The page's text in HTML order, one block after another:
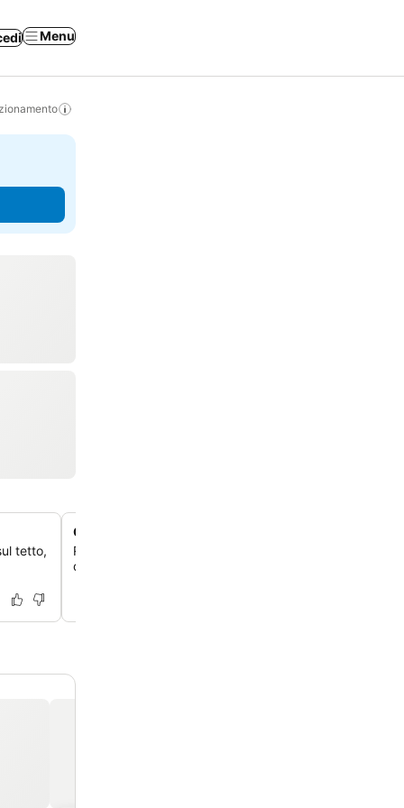
Menu
tetto,
Camere spaziose con balcone privato
Rilassati nelle camere climatizzate e arredate
delle quali con balcone privato per goderti il panorama